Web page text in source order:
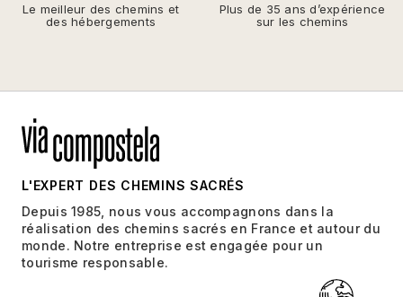
Le meilleur des chemins et
des hébergements
Plus de 35 ans d’expérience
sur les chemins
L'EXPERT DES CHEMINS SACRÉS
Depuis 1985, nous vous accompagnons dans la
réalisation des chemins sacrés en France et autour du
monde. Notre entreprise est engagée pour un
tourisme responsable.